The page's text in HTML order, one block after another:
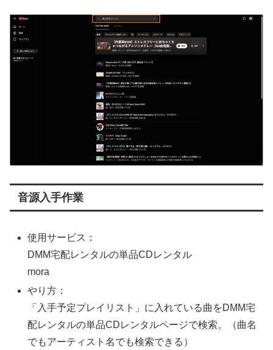
音源入手作業
使用サービス：
DMM宅配レンタルの単品CDレンタル
mora
やり方：
「入手予定プレイリスト」に入れている曲をDMM宅
配レンタルの単品CDレンタルページで検索。（曲名
でもアーティスト名でも検索できる）